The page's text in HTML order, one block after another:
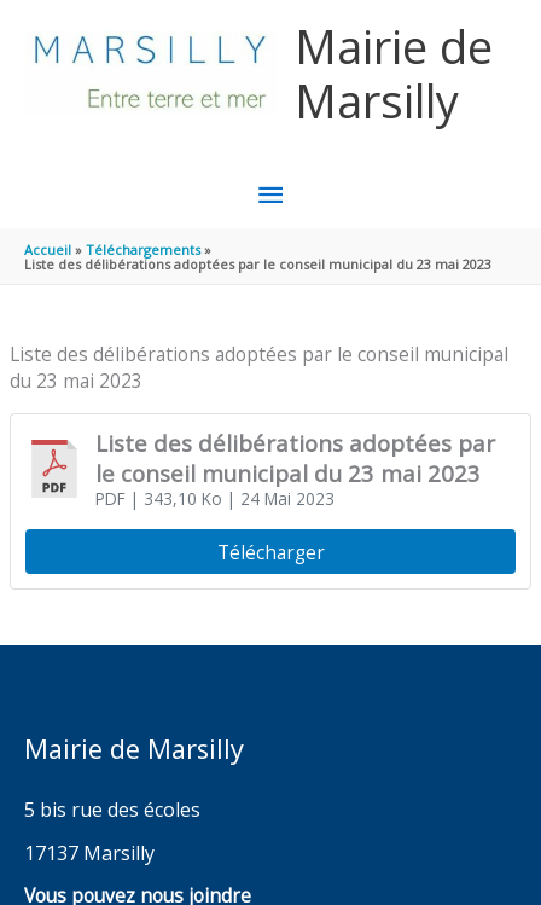
Mairie de
Marsilly
MENU
PRINCIPAL
Accueil
Téléchargements
Liste des délibérations adoptées par le conseil municipal du 23 mai 2023
Liste des délibérations adoptées par le conseil municipal
du 23 mai 2023
Liste des délibérations adoptées par
le conseil municipal du 23 mai 2023
PDF| 343,10 Ko | 24 Mai 2023
Télécharger
Mairie de Marsilly
5 bis rue des écoles
17137 Marsilly
Vous pouvez nous joindre